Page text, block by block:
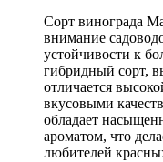
Сорт винограда
внимание
устойчивости к
гибридный сорт,
отличается
вкусовыми
обладает
ароматом, что
любителей